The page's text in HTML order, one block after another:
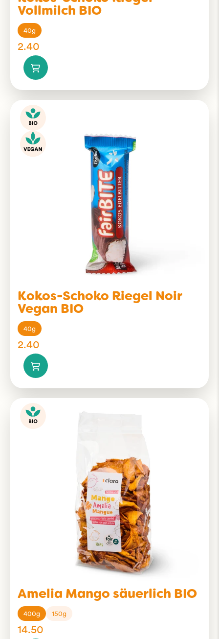
Vollmilch BIO
40g
2.40
Kokos-Schoko Riegel Noir
Vegan BIO
40g
2.40
Amelia Mango säuerlich BIO
400g 150g
14.50